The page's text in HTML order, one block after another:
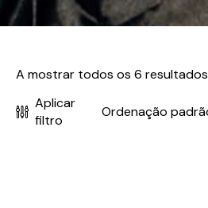
A mostrar todos os 6 resultados
Aplicar
filtro